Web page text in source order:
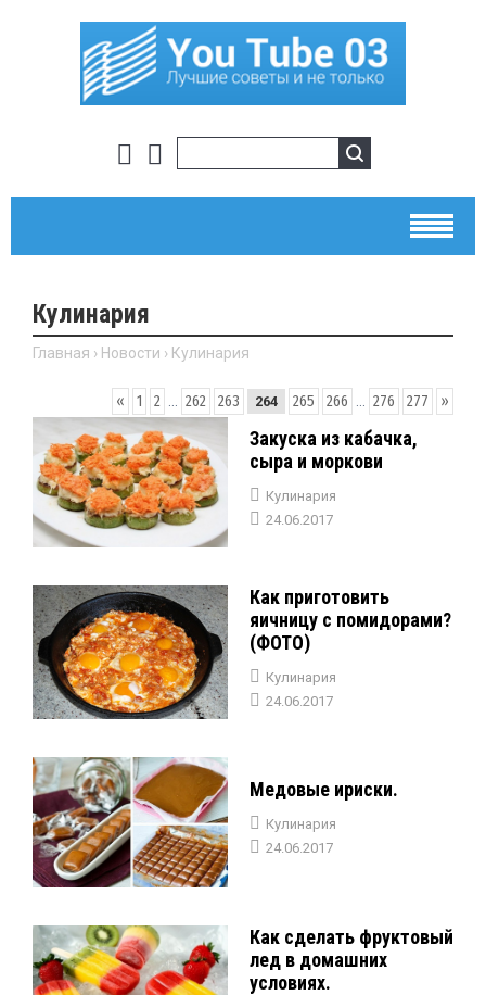
Кулинария
Главная › Новости › Кулинария
« 1 2 262 263 264 265 266 276 277 »
Закуска из кабачка,
сыра и моркови
Кулинария
24.06.2017
Как приготовить
яичницу с помидорами?
(ФОТО)
Кулинария
24.06.2017
Медовые ириски.
Кулинария
24.06.2017
Как сделать фруктовый
лед в домашних
условиях.